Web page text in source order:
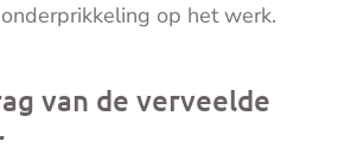
op het werk.
van de verveelde